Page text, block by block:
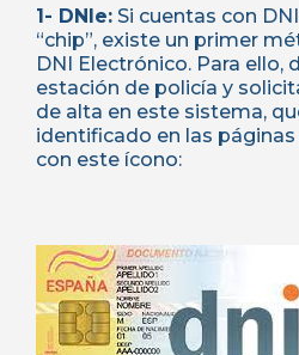
1- DNIe: Si cuentas con
“chip”, existe un primer
DNI Electrónico. Para ello,
estación de policía y
de alta en este sistema,
identificado en las
con este ícono: